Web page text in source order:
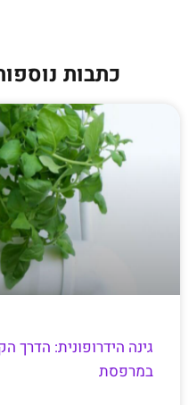
כתבות
גינה הידרופונית: הדרך
במרפסת